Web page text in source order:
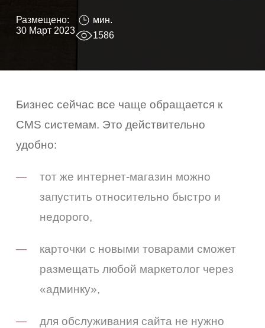
Размещено:
30 Март 2023
мин.
1586
Бизнес сейчас все чаще обращается к
CMS системам. Это действительно
удобно:
тот же интернет-магазин можно
запустить относительно быстро и
недорого,
карточки с новыми товарами сможет
размещать любой маркетолог через
«админку»,
для обслуживания сайта не нужно